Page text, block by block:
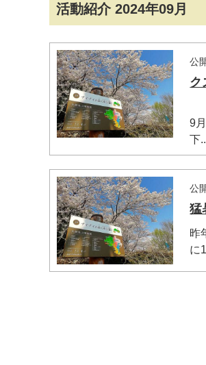
活動紹介 2024年09月
公
ク
9
下
公
猛
昨
に
マイメディア検索